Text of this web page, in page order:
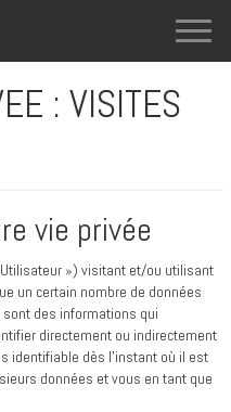
: VISITES
vie privée
») visitant et/ou utilisant
un certain nombre de données
des informations qui
directement ou indirectement
identifiable dès l’instant où il est
données et vous en tant que